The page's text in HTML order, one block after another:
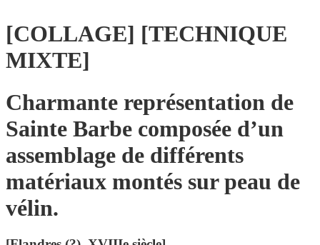
[COLLAGE] [TECHNIQUE
MIXTE]
Charmante représentation de
Sainte Barbe composée d’un
assemblage de différents
matériaux montés sur peau de
vélin.